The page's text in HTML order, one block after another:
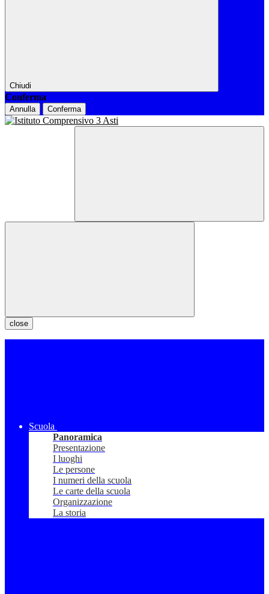
Chiudi
Conferma
Annulla Conferma
close
Scuola
Panoramica
Presentazione
I luoghi
Le persone
I numeri della scuola
Le carte della scuola
Organizzazione
La storia